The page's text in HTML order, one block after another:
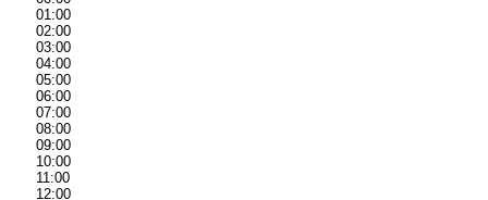
01:00
02:00
03:00
04:00
05:00
06:00
07:00
08:00
09:00
10:00
11:00
12:00